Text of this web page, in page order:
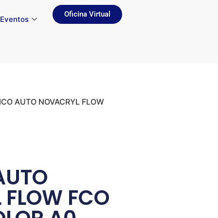
Eventos
Oficina Virtual
AUTO NOVACRYL FLOW
FCO